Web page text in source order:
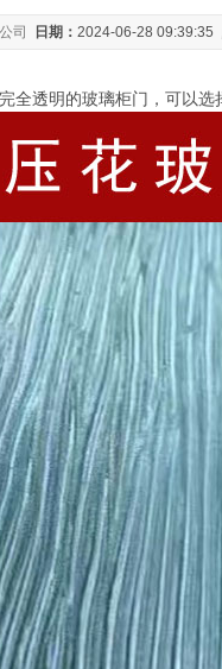
司 日期： 2024-06-28 09:39:35
透明的玻璃柜门，可以选